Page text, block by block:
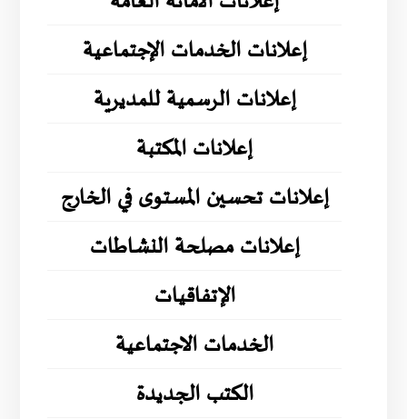
إعلانات الخدمات الإجتماعية
إعلانات الرسمية للمديرية
إعلانات المكتبة
إعلانات تحسين المستوى في الخارج
إعلانات مصلحة النشاطات
الإتفاقيات
الخدمات الاجتماعية
الكتب الجديدة